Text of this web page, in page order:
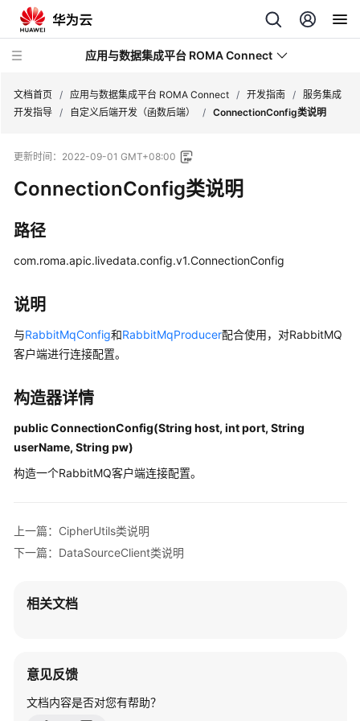
应用与数据集成平台 ROMA Connect
新
态
产
费
说
速
入
门
户
指
南
最
佳
发
文档首页 / 应用与数据集成平台 ROMA Connect / 开发指南 / 服务集成
开发指导 / 自定义后端开发（函数后端） / ConnectionConfig类说明
更新时间： 2022-09-01 GMT+08:00
ConnectionConfig类说明
路径
com.roma.apic.livedata.config.v1.ConnectionConfig
说明
与RabbitMqConfig和RabbitMqProducer配合使用，对RabbitMQ
客户端进行连接配置。
构造器详情
public ConnectionConfig(String host, int port, String
userName, String pw)
构造一个RabbitMQ客户端连接配置。
上一篇：CipherUtils类说明
下一篇：DataSourceClient类说明
相关文档
意见反馈
文档内容是否对您有帮助？